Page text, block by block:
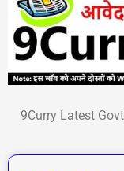
9Curry Latest